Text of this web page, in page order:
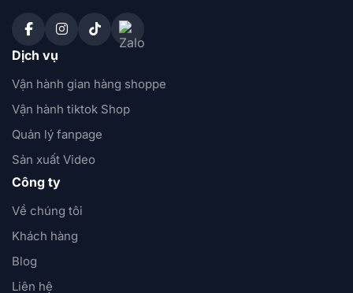
Dịch vụ
Vận hành gian hàng shoppe
Vận hành tiktok Shop
Quản lý fanpage
Sản xuất Video
Công ty
Về chúng tôi
Khách hàng
Blog
Liên hệ